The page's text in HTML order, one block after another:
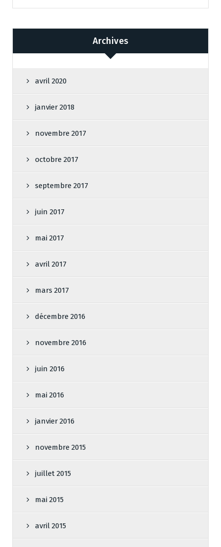
Archives
avril 2020
janvier 2018
novembre 2017
octobre 2017
septembre 2017
juin 2017
mai 2017
avril 2017
mars 2017
décembre 2016
novembre 2016
juin 2016
mai 2016
janvier 2016
novembre 2015
juillet 2015
mai 2015
avril 2015